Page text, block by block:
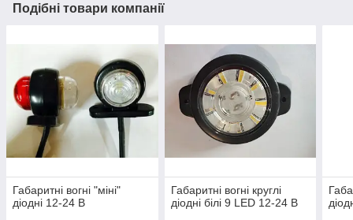
Подібні товари компанії
Габаритні вогні "міні"
діодні 12-24 В
Габаритні вогні круглі
діодні білі 9 LED 12-24 В